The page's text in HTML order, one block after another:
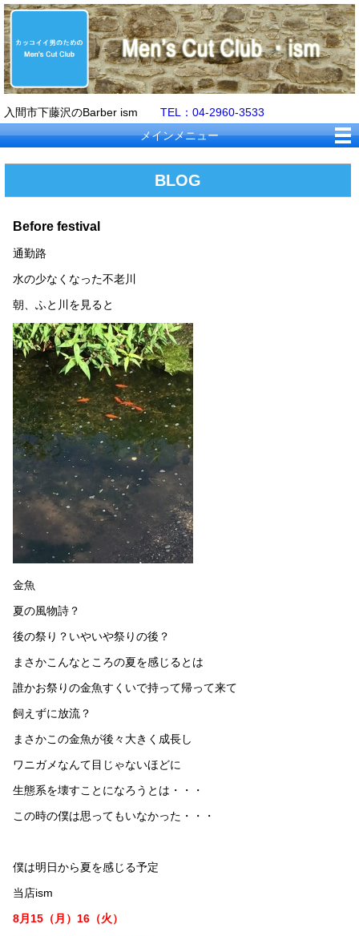
入間市下藤沢のBarber ism TEL：04-2960-3533
メインメニュー
BLOG
Before festival
通勤路
水の少なくなった不老川
朝、ふと川を見ると
金魚
夏の風物詩？
後の祭り？いやいや祭りの後？
まさかこんなところの夏を感じるとは
誰かお祭りの金魚すくいで持って帰って来て
飼えずに放流？
まさかこの金魚が後々大きく成長し
ワニガメなんて目じゃないほどに
生態系を壊すことになろうとは・・・
この時の僕は思ってもいなかった・・・
僕は明日から夏を感じる予定
当店ism
8月15（月）16（火）